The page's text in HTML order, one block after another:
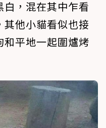
，混在其中乍看
他小貓看似也接
平地一起圍爐烤